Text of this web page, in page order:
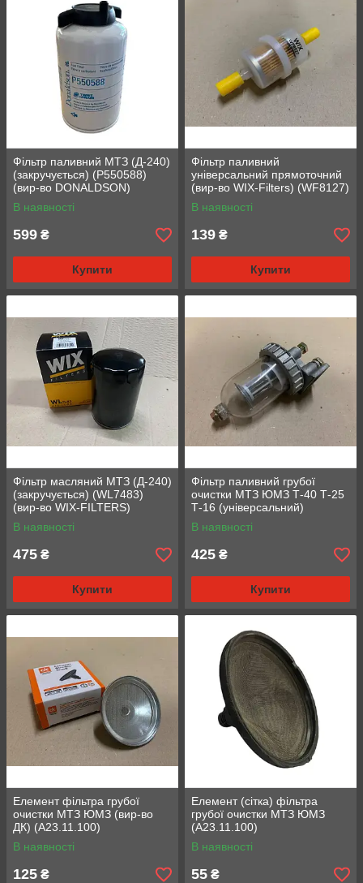
Фільтр паливний МТЗ (Д-240)
(закручується) (P550588)
(вир-во DONALDSON)
В наявності
599 ₴
Купити
Фільтр паливний
універсальний прямоточний
(вир-во WIX-Filters) (WF8127)
В наявності
139 ₴
Купити
Фільтр масляний МТЗ (Д-240)
(закручується) (WL7483)
(вир-во WIX-FILTERS)
В наявності
475 ₴
Купити
Фільтр паливний грубої
очистки МТЗ ЮМЗ Т-40 Т-25
Т-16 (універсальний)
(А23.10.000-01/240-1105010)
В наявності
425 ₴
Купити
Елемент фільтра грубої
очистки МТЗ ЮМЗ (вир-во
ДК) (А23.11.100)
В наявності
125 ₴
Елемент (сітка) фільтра
грубої очистки МТЗ ЮМЗ
(А23.11.100)
В наявності
55 ₴